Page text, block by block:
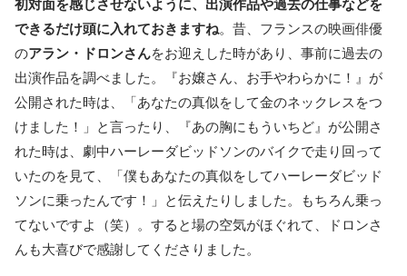
初対面を感じさせないように、出演作品や過去の仕事などを
できるだけ頭に入れておきますね。昔、フランスの映画俳優
のアラン・ドロンさんをお迎えした時があり、事前に過去の
出演作品を調べました。『お嬢さん、お手やわらかに！』が
公開された時は、「あなたの真似をして金のネックレスをつ
けました！」と言ったり、『あの胸にもういちど』が公開さ
れた時は、劇中ハーレーダビッドソンのバイクで走り回って
いたのを見て、「僕もあなたの真似をしてハーレーダビッド
ソンに乗ったんです！」と伝えたりしました。もちろん乗っ
てないですよ（笑）。すると場の空気がほぐれて、ドロンさ
んも大喜びで感謝してくださりました。